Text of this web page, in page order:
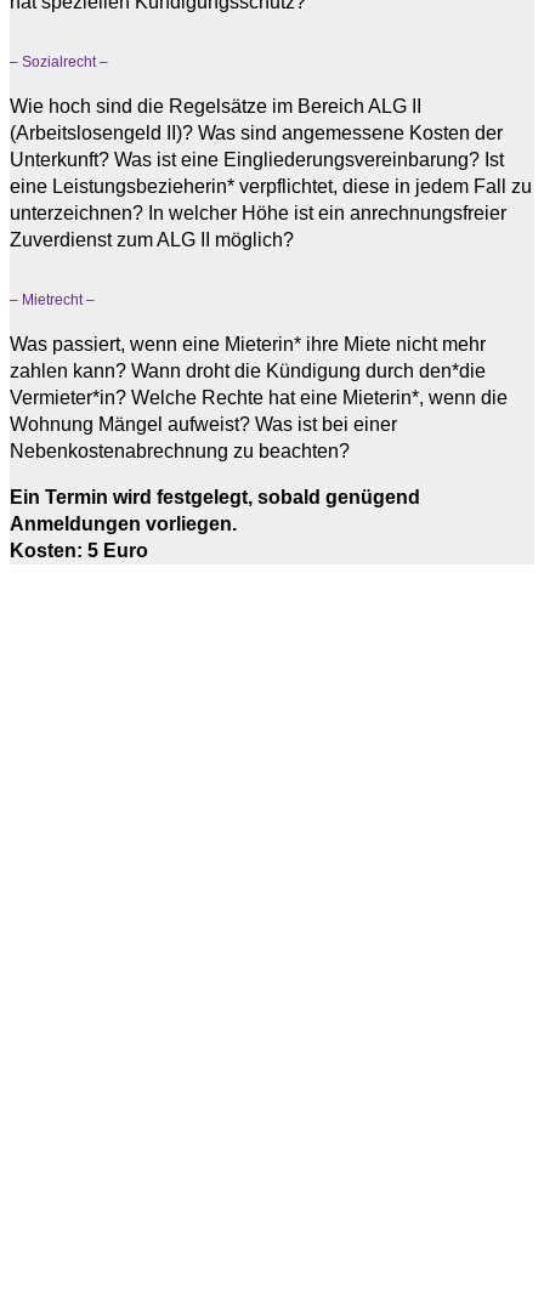
– Sozialrecht –
Wie hoch sind die Regelsätze im Bereich ALG II
(Arbeitslosengeld II)? Was sind angemessene Kosten der
Unterkunft? Was ist eine Eingliederungsvereinbarung? Ist
eine Leistungsbezieherin* verpflichtet, diese in jedem Fall zu
unterzeichnen? In welcher Höhe ist ein anrechnungsfreier
Zuverdienst zum ALG II möglich?
– Mietrecht –
Was passiert, wenn eine Mieterin* ihre Miete nicht mehr
zahlen kann? Wann droht die Kündigung durch den*die
Vermieter*in? Welche Rechte hat eine Mieterin*, wenn die
Wohnung Mängel aufweist? Was ist bei einer
Nebenkostenabrechnung zu beachten?
Ein Termin wird festgelegt, sobald genügend
Anmeldungen vorliegen.
Kosten: 5 Euro